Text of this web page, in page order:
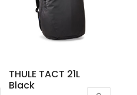
THULE TACT 21L
Black